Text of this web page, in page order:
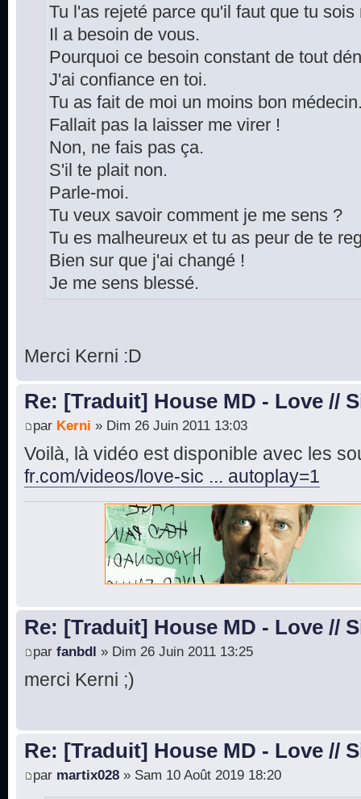
Tu l'as rejeté parce qu'il faut que tu sois
Il a besoin de vous.
Pourquoi ce besoin constant de tout
J'ai confiance en toi.
Tu as fait de moi un moins bon
Fallait pas la laisser me virer !
Non, ne fais pas ça.
S'il te plait non.
Parle-moi.
Tu veux savoir comment je me sens ?
Tu es malheureux et tu as peur de te
Bien sur que j'ai changé !
Je me sens blessé.
Merci Kerni :D
Re: [Traduit] House MD - Love //
par Kerni » Dim 26 Juin 2011 13:03
Voilà, là vidéo est disponible avec les
fr.com/videos/love-sic ... autoplay=1
Re: [Traduit] House MD - Love //
par fanbdl » Dim 26 Juin 2011 13:25
merci Kerni ;)
Re: [Traduit] House MD - Love //
par martix028 » Sam 10 Août 2019 18:20